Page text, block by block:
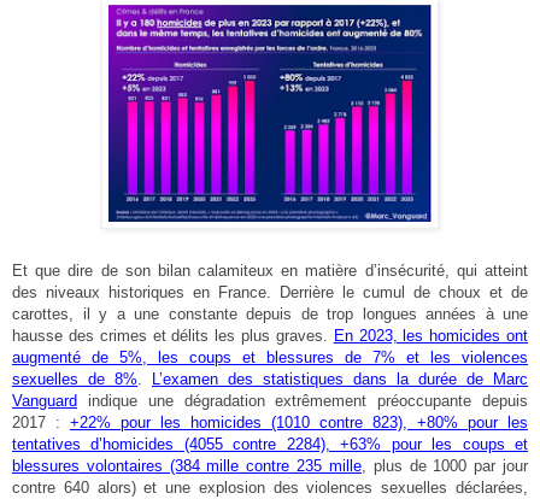
Et que dire de son bilan calamiteux en matière d’insécurité, qui atteint
des niveaux historiques en France. Derrière le cumul de choux et de
carottes, il y a une constante depuis de trop longues années à une
hausse des crimes et délits les plus graves. En 2023, les homicides ont
augmenté de 5%, les coups et blessures de 7% et les violences
sexuelles de 8%.
L’examen des statistiques dans la durée de Marc
Vanguard indique une dégradation extrêmement préoccupante depuis
2017 : +22% pour les homicides (1010 contre 823), +80% pour les
tentatives d’homicides (4055 contre 2284), +63% pour les coups et
blessures volontaires (384 mille contre 235 mille, plus de 1000 par jour
contre 640 alors) et une explosion des violences sexuelles déclarées,